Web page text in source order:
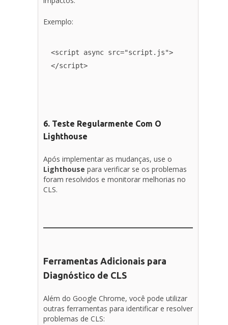
Exemplo:
<script async src="script.js">
</script>
6. Teste Regularmente Com O
Lighthouse
Após implementar as mudanças, use o
Lighthouse para verificar se os problemas
foram resolvidos e monitorar melhorias no
CLS.
Ferramentas Adicionais para
Diagnóstico de CLS
Além do Google Chrome, você pode utilizar
outras ferramentas para identificar e resolver
problemas de CLS: